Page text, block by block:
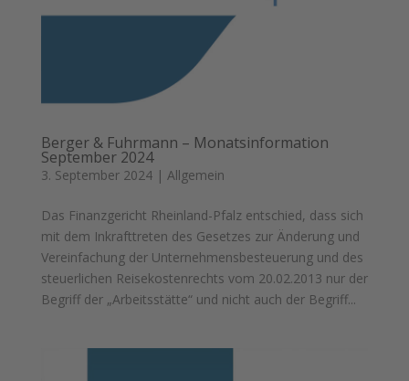
Berger & Fuhrmann – Monatsinformation
September 2024
3. September 2024| Allgemein
Das Finanzgericht Rheinland-Pfalz entschied, dass sich
mit dem Inkrafttreten des Gesetzes zur Änderung und
Vereinfachung der Unternehmensbesteuerung und des
steuerlichen Reisekostenrechts vom 20.02.2013 nur der
Begriff der „Arbeitsstätte“ und nicht auch der Begriff...